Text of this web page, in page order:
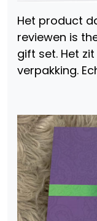
Het product
reviewen is
gift set. Het
verpakking.